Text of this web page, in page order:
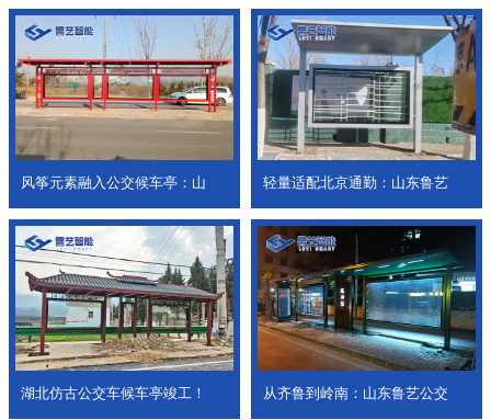
风筝元素融入公交候车亭：山 轻量适配北京通勤：山东鲁艺
湖北仿古公交车候车亭竣工！ 从齐鲁到岭南：山东鲁艺公交